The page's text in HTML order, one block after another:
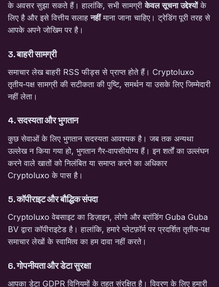
के अवसर सुझा सकते हैं। हालांकि, सभी सामग्रीकेवल सूचना उद्देश्योंके
लिए है और इसे वित्तीय सलाहनहींमाना जाना चाहिए। ट्रेडिंग पूरी तरह से
आपके अपने जोखिम पर है।
3. बाहरी सामग्री
समाचार लेख बाहरी RSS फीड्स से प्राप्त होते हैं। Cryptoluxo
तृतीय‑पक्ष सामग्री की सटीकता की पुष्टि, समर्थन या उसके लिए जिम्मेदारी
नहीं लेता।
4. सदस्यता और भुगतान
कुछ सेवाओं के लिए भुगतान सदस्यता आवश्यक है। जब तक अन्यथा
उल्लेख न किया गया हो, भुगतान गैर‑वापसीयोग्य हैं। इन शर्तों का उल्लंघन
करने वाले खातों को निलंबित या समाप्त करने का अधिकार
Cryptoluxo के पास है।
5. कॉपीराइट और बौद्धिक संपदा
Cryptoluxo वेबसाइट का डिज़ाइन, लोगो और ब्रांडिंग Guba Guba
BV द्वारा कॉपीराइटेड है। हालांकि, हमारे प्लेटफ़ॉर्म पर प्रदर्शित तृतीय‑पक्ष
समाचार लेखों के स्वामित्व का हम दावा नहीं करते।
6. गोपनीयता और डेटा सुरक्षा
आपका डेटा GDPR विनियमों के तहत संरक्षित है। विवरण के लिए हमारी